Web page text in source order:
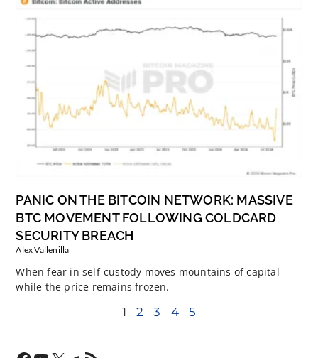
PANIC ON THE BITCOIN NETWORK: MASSIVE
BTC MOVEMENT FOLLOWING COLDCARD
SECURITY BREACH
Alex Vallenilla
When fear in self-custody moves mountains of capital
while the price remains frozen.
1 2 3 4 5